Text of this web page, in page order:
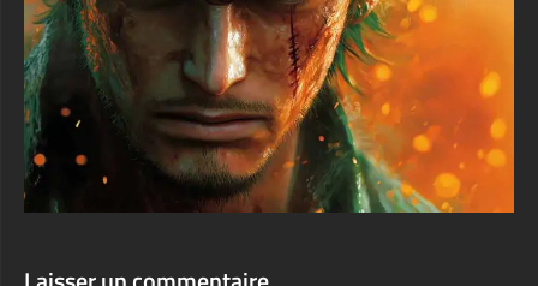
Laisser un commentaire